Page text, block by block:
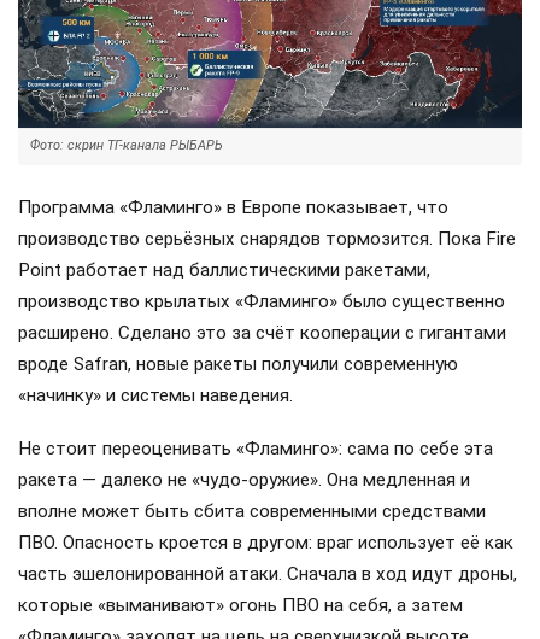
Фото: скрин ТГ-канала РЫБАРЬ
Программа «Фламинго» в Европе показывает, что
производство серьёзных снарядов тормозится. Пока Fire
Point работает над баллистическими ракетами,
производство крылатых «Фламинго» было существенно
расширено. Сделано это за счёт кооперации с гигантами
вроде Safran, новые ракеты получили современную
«начинку» и системы наведения.
Не стоит переоценивать «Фламинго»: сама по себе эта
ракета — далеко не «чудо-оружие». Она медленная и
вполне может быть сбита современными средствами
ПВО. Опасность кроется в другом: враг использует её как
часть эшелонированной атаки. Сначала в ход идут дроны,
которые «выманивают» огонь ПВО на себя, а затем